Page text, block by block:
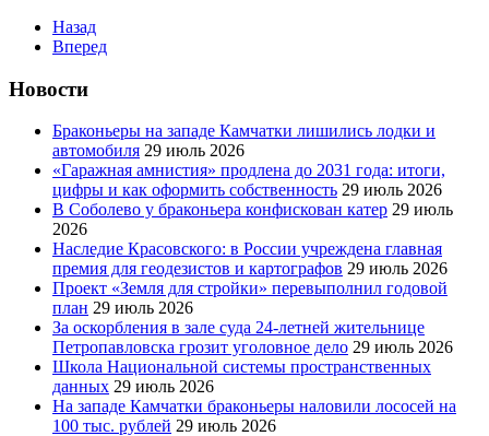
Назад
Вперед
Новости
Браконьеры на западе Камчатки лишились лодки и
автомобиля 29 июль 2026
«Гаражная амнистия» продлена до 2031 года: итоги,
цифры и как оформить собственность 29 июль 2026
В Соболево у браконьера конфискован катер 29 июль
2026
Наследие Красовского: в России учреждена главная
премия для геодезистов и картографов 29 июль 2026
Проект «Земля для стройки» перевыполнил годовой
план 29 июль 2026
За оскорбления в зале суда 24-летней жительнице
Петропавловска грозит уголовное дело 29 июль 2026
Школа Национальной системы пространственных
данных 29 июль 2026
На западе Камчатки браконьеры наловили лососей на
100 тыс. рублей 29 июль 2026